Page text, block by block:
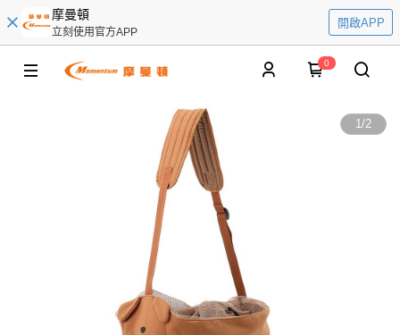
摩曼頓
立刻使用官方APP
開啟APP
0
1/2